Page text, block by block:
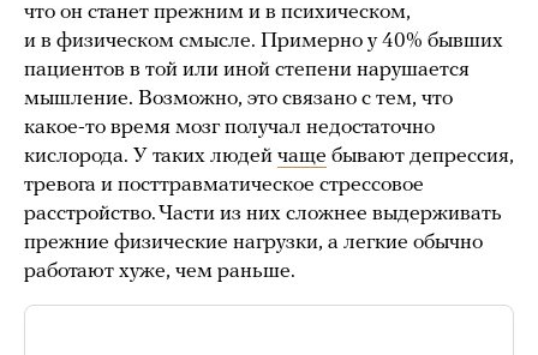
что он станет прежним и в психическом,
и в физическом смысле. Примерно у 40% бывших
пациентов в той или иной степени нарушается
мышление. Возможно, это связано с тем, что
какое-то время мозг получал недостаточно
кислорода. У таких людей чаще бывают депрессия,
тревога и посттравматическое стрессовое
расстройство. Части из них сложнее выдерживать
прежние физические нагрузки, а легкие обычно
работают хуже, чем раньше.